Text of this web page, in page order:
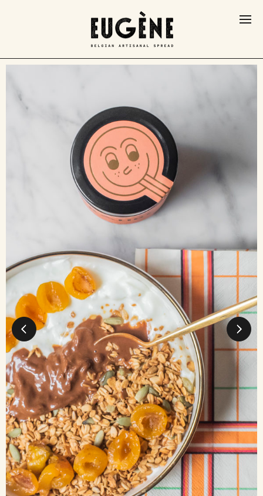
Pâte à tartiner
Ateliers
Nos coffrets
Où nous trouver?
Qui sommes-nous?
Nos engagements
Contact
FAQ